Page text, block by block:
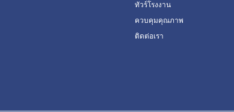
ทัวร์โรงงาน
ควบคุมคุณภาพ
ติดต่อเรา